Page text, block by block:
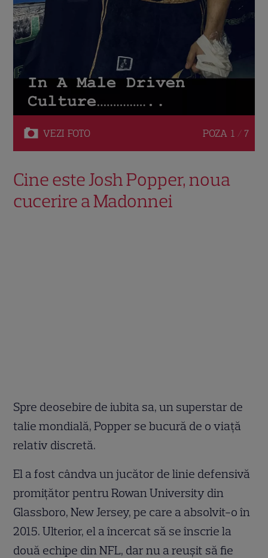
VEZI FOTO POZA 1 / 7
Cine este Josh Popper, noua
cucerire a Madonnei
Spre deosebire de iubita sa, un superstar de
talie mondială, Popper se bucură de o viață
relativ discretă.
El a fost cândva un jucător de linie defensivă
promițător pentru Rowan University din
Glassboro, New Jersey, pe care a absolvit-o în
2015. Ulterior, el a încercat să se înscrie la
două echipe din NFL, dar nu a reușit să fie